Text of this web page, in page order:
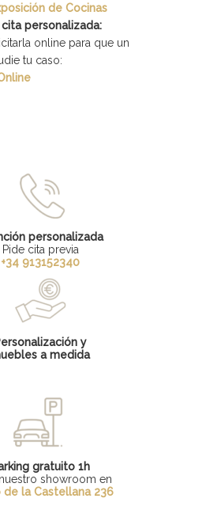
de Cocinas
cita personalizada:
online para que un
tu caso:
personalizada
Pide cita previa
+34 913152340
y
a medida
gratuito 1h
showroom en
de la Castellana 236